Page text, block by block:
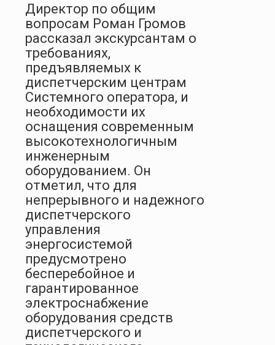
Директор по общим
вопросам Роман Громов
рассказал экскурсантам о
требованиях,
предъявляемых к
диспетчерским центрам
Системного оператора, и
необходимости их
оснащения современным
высокотехнологичным
инженерным
оборудованием. Он
отметил, что для
непрерывного и надежного
диспетчерского
управления
энергосистемой
предусмотрено
бесперебойное и
гарантированное
электроснабжение
оборудования средств
диспетчерского и